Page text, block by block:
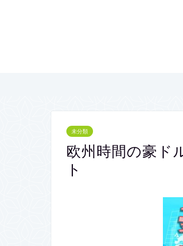
未分類
欧州時間の豪ド
ト